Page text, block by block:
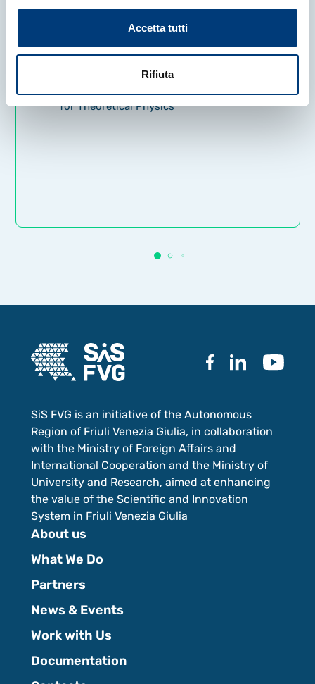
Accetta tutti
Rifiuta
Brahmagupta AI Prize
ICTP – Abdus Salam International Centre
for Theoretical Physics
SiS FVG is an initiative of the Autonomous
Region of Friuli Venezia Giulia, in collaboration
with the Ministry of Foreign Affairs and
International Cooperation and the Ministry of
University and Research, aimed at enhancing
the value of the Scientific and Innovation
System in Friuli Venezia Giulia
About us
What We Do
Partners
News & Events
Work with Us
Documentation